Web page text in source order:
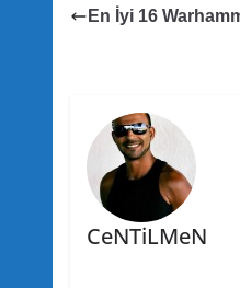
En İyi 16
CeNTiLMeN